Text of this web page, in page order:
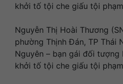
khởi tố tội che giấu tội
Nguyễn Thị Hoài Thương
phường Thịnh Đán, TP Thái
Nguyên – bạn gái đối tượng
khởi tố tội che giấu tội